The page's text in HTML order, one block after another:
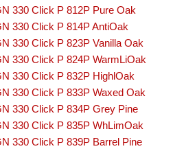
330 Click P 812P Pure Oak
330 Click P 814P AntiOak
330 Click P 823P Vanilla Oak
330 Click P 824P WarmLiOak
330 Click P 832P HighlOak
330 Click P 833P Waxed Oak
330 Click P 834P Grey Pine
330 Click P 835P WhLimOak
330 Click P 839P Barrel Pine